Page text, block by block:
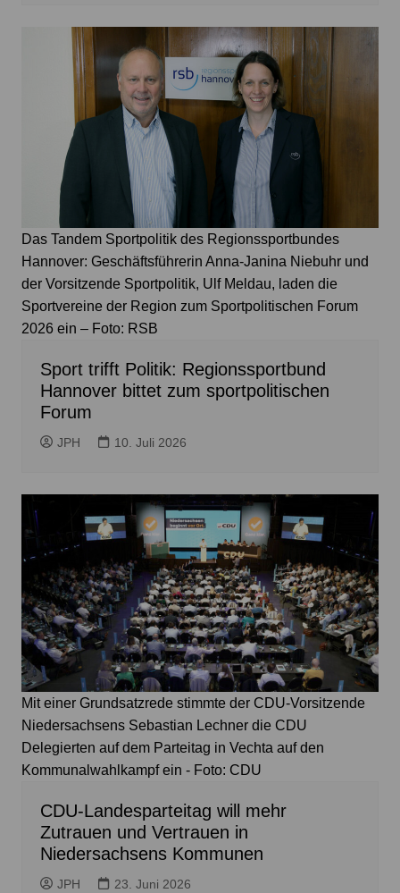
Das Tandem Sportpolitik des Regionssportbundes
Hannover: Geschäftsführerin Anna-Janina Niebuhr und
der Vorsitzende Sportpolitik, Ulf Meldau, laden die
Sportvereine der Region zum Sportpolitischen Forum
2026 ein – Foto: RSB
Sport trifft Politik: Regionssportbund
Hannover bittet zum sportpolitischen
Forum
JPH 10. Juli 2026
Mit einer Grundsatzrede stimmte der CDU-Vorsitzende
Niedersachsens Sebastian Lechner die CDU
Delegierten auf dem Parteitag in Vechta auf den
Kommunalwahlkampf ein - Foto: CDU
CDU-Landesparteitag will mehr
Zutrauen und Vertrauen in
Niedersachsens Kommunen
JPH 23. Juni 2026